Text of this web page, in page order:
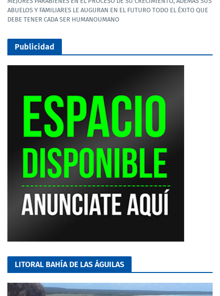
ABUELOS Y FAMILIARES LE AUGURAN EN EL FUTURO TODO EL ÉXITO QUE
DEBE TENER CADA SER HUMANOUMANO
Publicidad
LITORAL BAHÍA DE LAS ÁGUILAS